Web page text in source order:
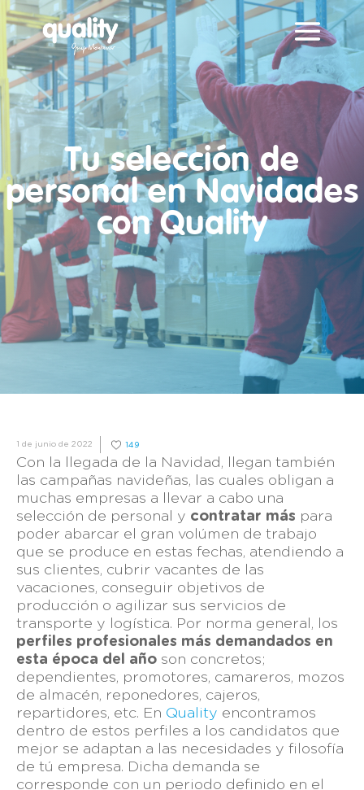
Tu selección de
personal en Navidades
con Quality
1 de junio de 2022 149
Con la llegada de la Navidad, llegan también
las campañas navideñas, las cuales obligan a
muchas empresas a llevar a cabo una
selección de personal y contratar más para
poder abarcar el gran volúmen de trabajo
que se produce en estas fechas, atendiendo a
sus clientes, cubrir vacantes de las
vacaciones, conseguir objetivos de
producción o agilizar sus servicios de
transporte y logística. Por norma general, los
perfiles profesionales más demandados en
esta época del año son concretos;
dependientes, promotores, camareros, mozos
de almacén, reponedores, cajeros,
repartidores, etc. En Quality encontramos
dentro de estos perfiles a los candidatos que
mejor se adaptan a las necesidades y filosofía
de tú empresa. Dicha demanda se
corresponde con un periodo definido en el